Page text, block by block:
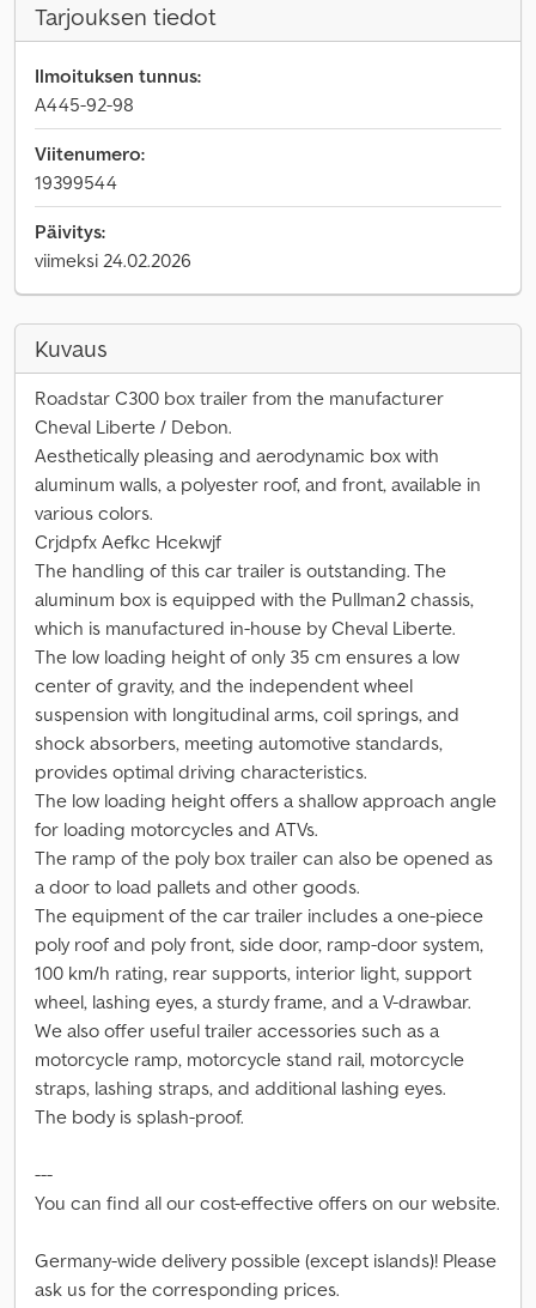
Tarjouksen tiedot
Ilmoituksen tunnus:
A445-92-98
Viitenumero:
19399544
Päivitys:
viimeksi 24.02.2026
Kuvaus
Roadstar C300 box trailer from the manufacturer
Cheval Liberte / Debon.
Aesthetically pleasing and aerodynamic box with
aluminum walls, a polyester roof, and front, available in
various colors.
Crjdpfx Aefkc Hcekwjf
The handling of this car trailer is outstanding. The
aluminum box is equipped with the Pullman2 chassis,
which is manufactured in-house by Cheval Liberte.
The low loading height of only 35 cm ensures a low
center of gravity, and the independent wheel
suspension with longitudinal arms, coil springs, and
shock absorbers, meeting automotive standards,
provides optimal driving characteristics.
The low loading height offers a shallow approach angle
for loading motorcycles and ATVs.
The ramp of the poly box trailer can also be opened as
a door to load pallets and other goods.
The equipment of the car trailer includes a one-piece
poly roof and poly front, side door, ramp-door system,
100 km/h rating, rear supports, interior light, support
wheel, lashing eyes, a sturdy frame, and a V-drawbar.
We also offer useful trailer accessories such as a
motorcycle ramp, motorcycle stand rail, motorcycle
straps, lashing straps, and additional lashing eyes.
The body is splash-proof.
---
You can find all our cost-effective offers on our website.
Germany-wide delivery possible (except islands)! Please
ask us for the corresponding prices.